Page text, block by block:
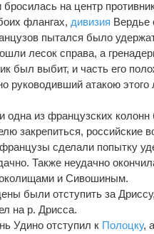
на центр
флангах, дивизия Вердье
пытался было
лесок справа, а
был выбит, и часть его
руководивший атакою
одна из французских
закрепиться, российские
сделали попытку
Также неудачно
и Сивошиным.
были отступить за
на р. Дрисса.
Удино отступил к Полоцку,